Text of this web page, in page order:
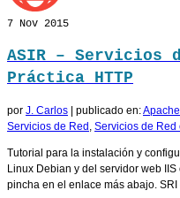
7 Nov 2015
ASIR – Servicios
Práctica HTTP
por J. Carlos | publicado en:Apache
Servicios de Red Servicios de Red
Tutorial para la instalación y
Linux Debian y del servidor web
pincha en el enlace más abajo.